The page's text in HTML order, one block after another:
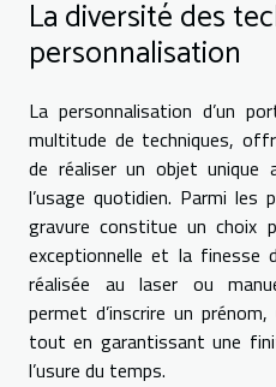
La diversité des
personnalisation
La personnalisation d’un
multitude de techniques,
de réaliser un objet
l’usage quotidien. Parmi les
gravure constitue un choix
exceptionnelle et la finesse
réalisée au laser ou
permet d’inscrire un
tout en garantissant une
l’usure du temps.